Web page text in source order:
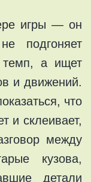
игры — он
подгоняет
темп, а ищет
и движений.
что
и склеивает,
между
кузова,
детали